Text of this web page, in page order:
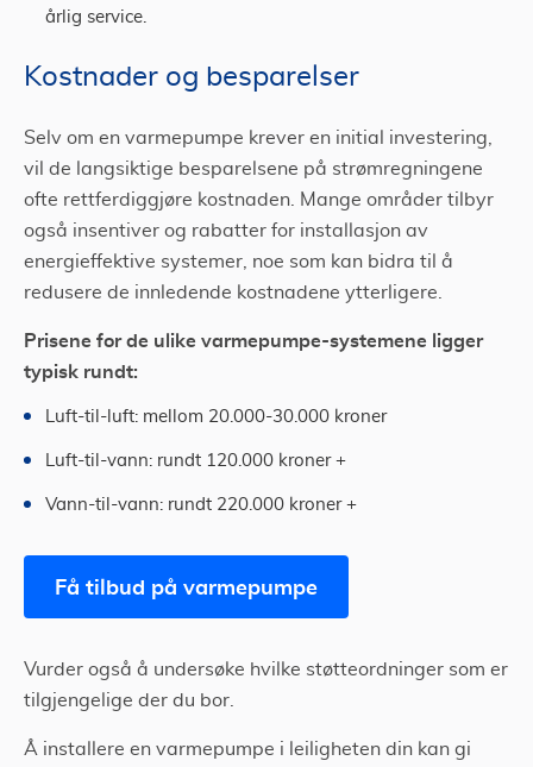
årlig service.
Kostnader og besparelser
Selv om en varmepumpe krever en initial investering,
vil de langsiktige besparelsene på strømregningene
ofte rettferdiggjøre kostnaden. Mange områder tilbyr
også insentiver og rabatter for installasjon av
energieffektive systemer, noe som kan bidra til å
redusere de innledende kostnadene ytterligere​.
Prisene for de ulike varmepumpe-systemene ligger
typisk rundt:
Luft-til-luft: mellom 20.000-30.000 kroner
Luft-til-vann: rundt 120.000 kroner +
Vann-til-vann: rundt 220.000 kroner +
Få tilbud på varmepumpe
Vurder også å undersøke hvilke støtteordninger som er
tilgjengelige der du bor.
Å installere en varmepumpe i leiligheten din kan gi